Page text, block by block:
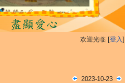
欢迎光临 [登入]
2023-10-23